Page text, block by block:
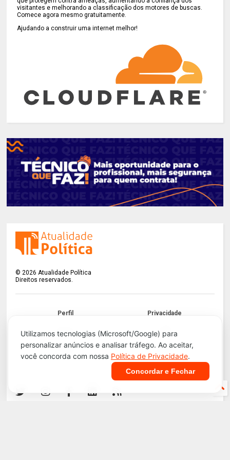
Utilizamos tecnologias (Microsoft/Google) para
personalizar anúncios e analisar tráfego. Ao aceitar,
você concorda com nossa Política de Privacidade.
Concordar e Fechar
visitantes e melhorando a classificação dos motores de buscas.
Comece agora mesmo gratuitamente.
Ajudando a construir uma internet melhor!
©2026 Atualidade Política
Direitos reservados.
Perfil Privacidade
Termos LGPD
Contato Apoie!